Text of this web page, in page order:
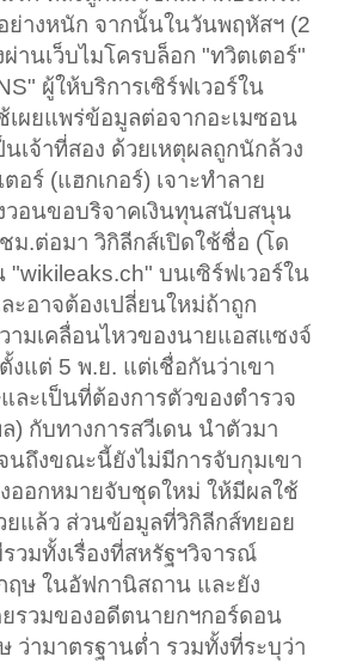
ย่างหนัก จากนั้นในวันพฤหัสฯ (2
านเว็บไมโครบล็อก "ทวิตเตอร์"
ผู้ให้บริการเซิร์ฟเวอร์ใน
เผยแพร่ข้อมูลต่อจากอะเมซอน
นเจ้าที่สอง ด้วยเหตุผลถูกนักล้วง
อร์ (แฮกเกอร์) เจาะทำลาย
วอนขอบริจาคเงินทุนสนับสนุน
ม.ต่อมา วิกิลีกส์เปิดใช้ชื่อ (โด
"wikileaks.ch" บนเซิร์ฟเวอร์ใน
ะอาจต้องเปลี่ยนใหม่ถ้าถูก
ามเคลื่อนไหวของนายแอสแซงจ์
งแต่ 5 พ.ย. แต่เชื่อกันว่าเขา
ละเป็นที่ต้องการตัวของตำรวจ
) กับทางการสวีเดน นำตัวมา
ถึงขณะนี้ยังไม่มีการจับกุมเขา
ออกหมายจับชุดใหม่ ให้มีผลใช้
ยแล้ว ส่วนข้อมูลที่วิกิลีกส์ทยอย
วมทั้งเรื่องที่สหรัฐฯวิจารณ์
ฤษ ในอัฟกานิสถาน และยัง
รวมของอดีตนายกฯกอร์ดอน
ว่ามาตรฐานต่ำ รวมทั้งที่ระบุว่า